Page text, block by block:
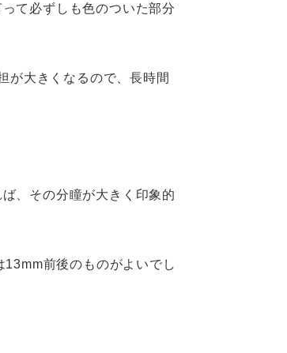
て必ずしも色のついた部分
が大きくなるので、長時間
、その分瞳が大きく印象的
前後のものがよいでし